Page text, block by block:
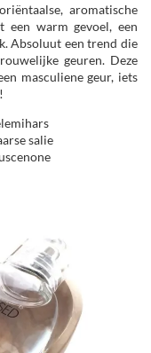
aromatische
een warm gevoel, een
Absoluut een trend die
geuren. Deze
masculiene geur, iets
salie